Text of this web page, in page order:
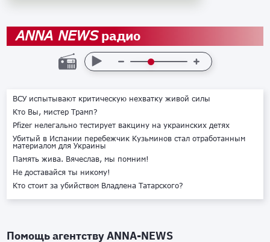
ANNA NEWSрадио
ВСУ испытывают критическую нехватку живой силы
Кто Вы, мистер Трамп?
Pfizer нелегально тестирует вакцину на украинских детях
Убитый в Испании перебежчик Кузьминов стал отработанным
материалом для Украины
Память жива. Вячеслав, мы помним!
Не доставайся ты никому!
Кто стоит за убийством Владлена Татарского?
Помощь агентствуANNA-NEWS